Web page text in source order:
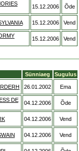
15.12.2006 Õde
15.12.2006 Vend
15.12.2006 Vend
Sünniaeg
Sugulus
26.01.2002 Ema
DE
04.12.2006 Õde
04.12.2006 Vend
04.12.2006 Vend